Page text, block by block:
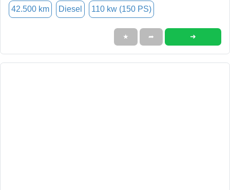
42.500 km Diesel 110 kw (150 PS)
★ ➦ ➜